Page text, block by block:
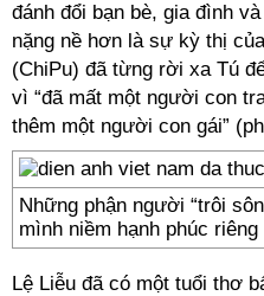
đánh đổi bạn bè, gia đình
nặng nề hơn là sự kỳ thị
(ChiPu) đã từng rời xa Tú
vì “đã mất một người con
thêm một người con gái”
Những phận người “trôi
mình niềm hạnh phúc
Lệ Liễu đã có một tuổi thơ